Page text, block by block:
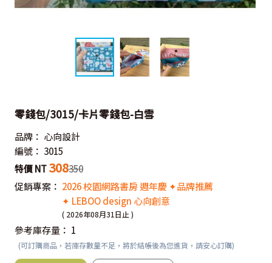
零錢包/3015/卡片零錢包-白雪
品牌： 心向設計
編號： 3015
特價 NT 308350
促銷專案： 2026 校園網路書房 週年慶 ✦品牌推薦
✦ LEBOO design 心向創意
( 2026年08月31日止 )
參考庫存量： 1
(可訂購商品，若庫存數量不足，將於結帳後為您進貨，請安心訂購)